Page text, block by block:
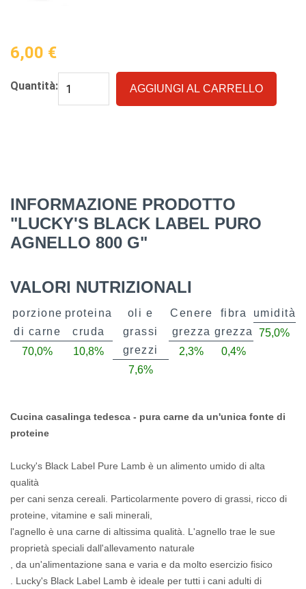
6,00 €
Quantità: AGGIUNGI AL CARRELLO
INFORMAZIONE PRODOTTO
"LUCKY'S BLACK LABEL PURO
AGNELLO 800 G"
VALORI NUTRIZIONALI
porzione
di carne
70,0%
proteina
cruda
10,8%
oli e
grassi
grezzi
7,6%
Cenere
grezza
2,3%
fibra
grezza
0,4%
umidità
75,0%
Cucina casalinga tedesca - pura carne da un'unica fonte di
proteine
​​Lucky's Black Label Pure Lamb è un alimento umido di alta
qualità
per cani senza cereali. Particolarmente povero di grassi, ricco di
proteine, vitamine e sali minerali,
l'agnello è una carne di altissima qualità.
L'agnello trae le sue
proprietà speciali dall'allevamento naturale
, da un'alimentazione sana e varia e da molto esercizio fisico
Lucky's Black Label Lamb è ideale per tutti i cani adulti di